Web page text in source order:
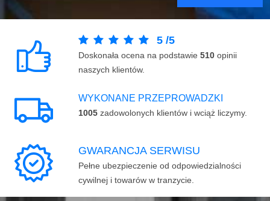
5 /5
Doskonała ocena na podstawie 510 opinii
naszych klientów.
WYKONANE PRZEPROWADZKI
1005 zadowolonych klientów i wciąż liczymy.
GWARANCJA SERWISU
Pełne ubezpieczenie od odpowiedzialności
cywilnej i towarów w tranzycie.